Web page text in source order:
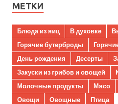
МЕТКИ
Блюда из яиц В духовке
Горячие бутерброды
День рождения
Десерты
Закуски из грибов и овощей
Молочные продукты
Мясо
Овощи
Овощные
Птица